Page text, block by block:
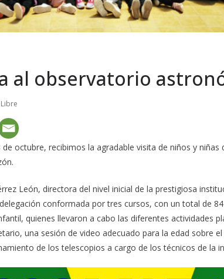
al observatorio
octubre, recibimos la agradable visita de niños y niñas
León, directora del nivel inicial de la prestigiosa
conformada por tres cursos, con un total de
quienes llevaron a cabo las diferentes actividades
una sesión de video adecuado para la edad sobre el
de los telescopios a cargo de los técnicos de la